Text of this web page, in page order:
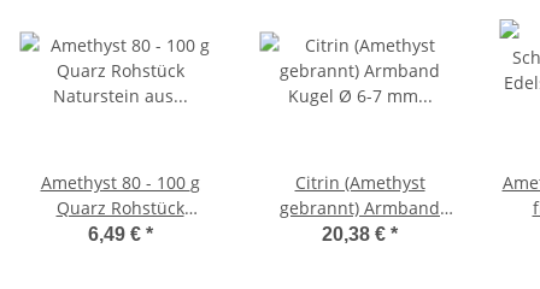
Amethyst 80 - 100 g
Quarz Rohstück
Naturstein aus Maraba
6,49 € *
Citrin (Amethyst
gebrannt) Armband
Kugel Ø 6-7 mm
20,38 € *
Amethyst